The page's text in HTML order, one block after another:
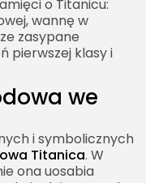
o Titanicu:
wannę w
zasypane
pierwszej klasy i
we
i symbolicznych
Titanica. W
ona uosabia